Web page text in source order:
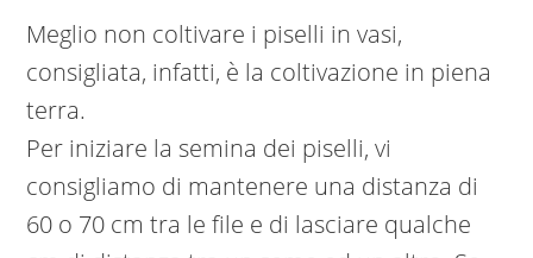
Meglio non coltivare i piselli in vasi,
consigliata, infatti, è la coltivazione in piena
terra.
Per iniziare la semina dei piselli, vi
consigliamo di mantenere una distanza di
60 o 70 cm tra le file e di lasciare qualche